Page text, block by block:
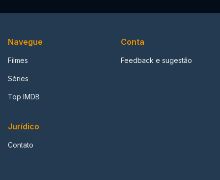
Navegue
Filmes
Séries
Top IMDB
Conta
Feedback e sugestão
Jurídico
Contato